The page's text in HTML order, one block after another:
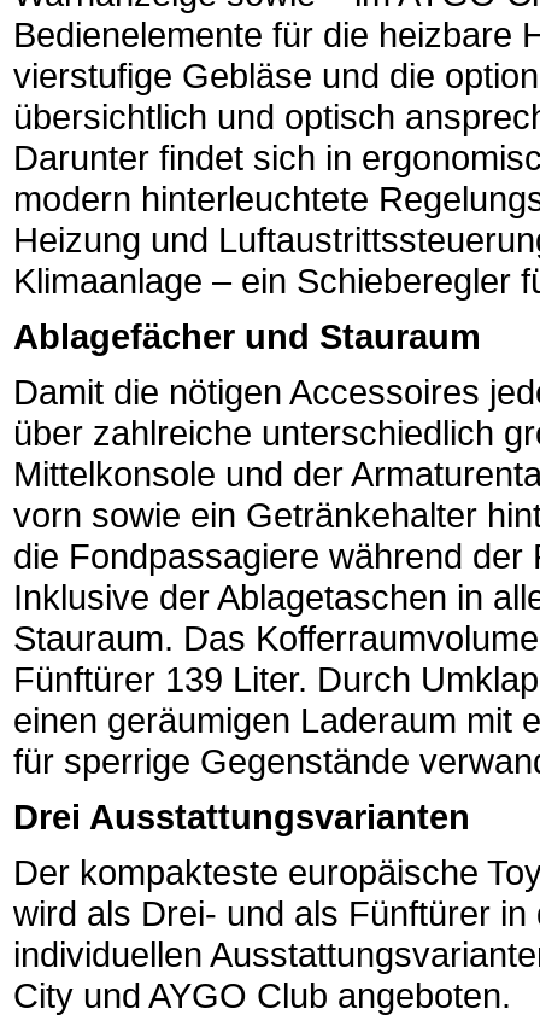
Bedienelemente für die heizbare
vierstufige Gebläse und die
übersichtlich und optisch
Darunter findet sich in
modern hinterleuchtete
Heizung und
Klimaanlage – ein Schieberegler
Ablagefächer und Stauraum
Damit die nötigen Accessoires
über zahlreiche unterschiedlich
Mittelkonsole und der
vorn sowie ein Getränkehalter
die Fondpassagiere während
Inklusive der Ablagetaschen in
Stauraum. Das
Fünftürer 139 Liter. Durch
einen geräumigen Laderaum mit
für sperrige Gegenstände
Drei Ausstattungsvarianten
Der kompakteste europäische
wird als Drei- und als Fünftürer in
individuellen
City und AYGO Club angeboten.